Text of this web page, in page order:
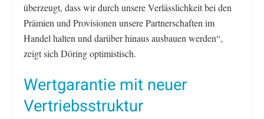
überzeugt, dass wir durch unsere Verlässlichkeit bei den
Prämien und Provisionen unsere Partnerschaften im
Handel halten und darüber hinaus ausbauen werden“,
zeigt sich Döring optimistisch.
Wertgarantie mit neuer
Vertriebsstruktur